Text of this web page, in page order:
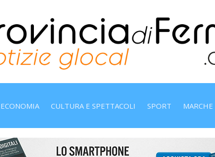
ECONOMIA CULTURA E SPETTACOLI SPORT MARCHE